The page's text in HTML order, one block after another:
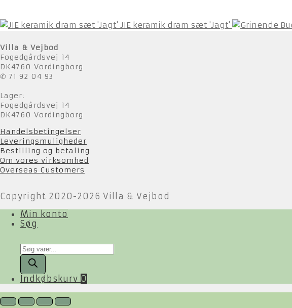
JIE keramik dram sæt 'Jagt'
Villa & Vejbod
Fogedgårdsvej 14
DK4760 Vordingborg
✆ 71 92 04 93
Lager:
Fogedgårdsvej 14
DK4760 Vordingborg
Handelsbetingelser
Leveringsmuligheder
Bestilling og betaling
Om vores virksomhed
Overseas Customers
Copyright 2020-2026 Villa & Vejbod
Min konto
Søg
Products
search
Indkøbskurv 0